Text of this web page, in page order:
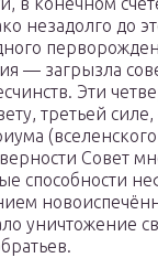
незадолго до
— загрызла
Эти
третьей
Совет
способности
уничтожение